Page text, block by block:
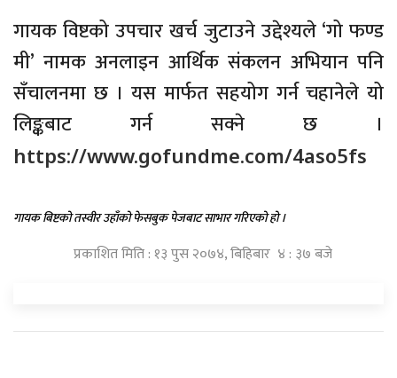
गायक विष्टको उपचार खर्च जुटाउने उद्देश्यले ‘गो फण्ड
मी’ नामक अनलाइन आर्थिक संकलन अभियान पनि
सँचालनमा छ । यस मार्फत सहयोग गर्न चहानेले यो
लिङ्कबाट गर्न सक्ने छ ।
https://www.gofundme.com/4aso5fs
गायक बिष्टको तस्वीर उहाँको फेसबुक पेजबाट साभार गरिएको हो ।
प्रकाशित मिति : १३ पुस २०७४, बिहिबार ४ : ३७ बजे